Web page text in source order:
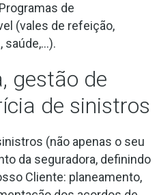
de
(vales de refeição,
gestão de
de sinistros
(não apenas o seu
da seguradora, definindo
Cliente: planeamento,